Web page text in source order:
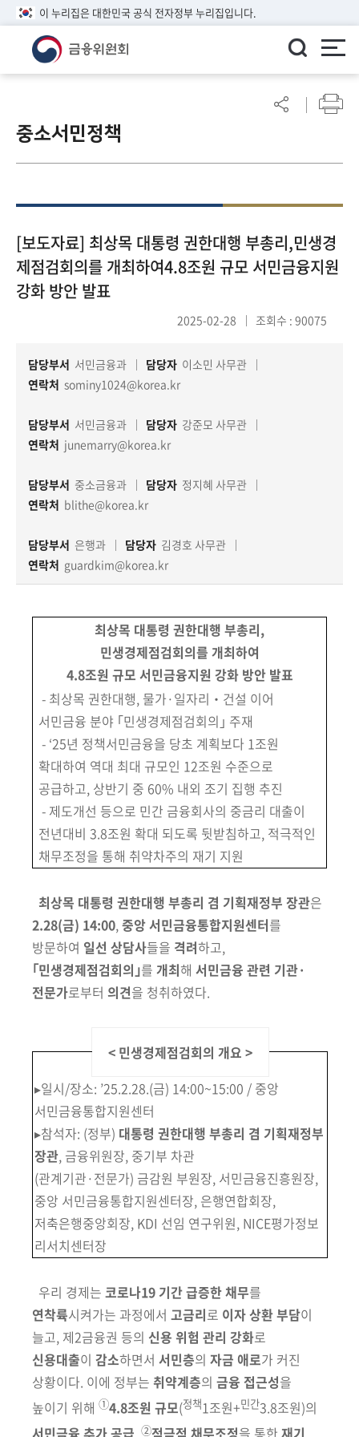
이 누리집은 대한민국 공식 전자정부 누리집입니다.
이알
참
여
마
당
정
극
행
중소서민정책
[보도자료] 최상목 대통령 권한대행 부총리,민생경
제점검회의를 개최하여4.8조원 규모 서민금융지원
강화 방안 발표
2025-02-28 조회수 : 90075
담당부서 서민금융과 담당자 이소민 사무관
연락처 sominy1024@korea.kr
담당부서 서민금융과 담당자 강준모 사무관
연락처 junemarry@korea.kr
담당부서 중소금융과 담당자 정지혜 사무관
연락처 blithe@korea.kr
담당부서 은행과 담당자 김경호 사무관
연락처 guardkim@korea.kr
최상목 대통령 권한대행 부총리,
민생경제점검회의를 개최하여
4.8조원 규모 서민금융지원 강화 방안 발표
- 최상목 권한대행, 물가·일자리‧건설 이어
서민금융 분야 ｢민생경제점검회의｣ 주재
- ‘25년 정책서민금융을 당초 계획보다 1조원
확대하여 역대 최대 규모인 12조원 수준으로
공급하고, 상반기 중 60% 내외 조기 집행 추진
- 제도개선 등으로 민간 금융회사의 중금리 대출이
전년대비 3.8조원 확대 되도록 뒷받침하고, 적극적인
채무조정을 통해 취약차주의 재기 지원
최상목 대통령 권한대행 부총리 겸 기획재정부 장관은
2.28(금) 14:00,중앙 서민금융통합지원센터를
방문하여 일선 상담사들을 격려하고,
｢민생경제점검회의｣를 개최해 서민금융 관련 기관·
전문가로부터 의견을 청취하였다.
< 민생경제점검회의 개요 >
▸일시/장소: ’25.2.28.(금) 14:00~15:00 / 중앙
서민금융통합지원센터
▸참석자: (정부) 대통령 권한대행 부총리 겸 기획재정부
장관, 금융위원장, 중기부 차관
(관계기관·전문가) 금감원 부원장, 서민금융진흥원장,
중앙 서민금융통합지원센터장,은행연합회장,
저축은행중앙회장, KDI 선임 연구위원, NICE평가정보
리서치센터장
우리 경제는 코로나19 기간 급증한 채무를
연착륙시켜가는 과정에서 고금리로 이자 상환 부담이
늘고, 제2금융권 등의 신용 위험 관리 강화로
신용대출이 감소하면서 서민층의 자금 애로가 커진
상황이다. 이에 정부는 취약계층의 금융 접근성을
높이기 위해 ➀4.8조원 규모(정책1조원+민간3.8조원)의
➁